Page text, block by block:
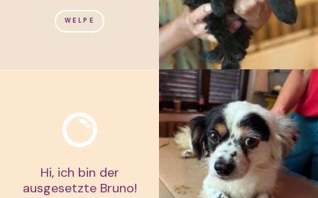
WELPE
Hi, ich bin der
ausgesetzte Bruno!